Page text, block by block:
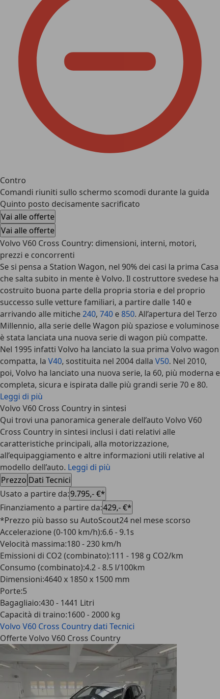
Contro
Comandi riuniti sullo schermo scomodi durante la guida
Quinto posto decisamente sacrificato
Vai alle offerte
Vai alle offerte
Volvo V60 Cross Country: dimensioni, interni, motori,
prezzi e concorrenti
Se si pensa a Station Wagon, nel 90% dei casi la prima Casa
che salta subito in mente è Volvo. Il costruttore svedese ha
costruito buona parte della propria storia e del proprio
successo sulle vetture familiari, a partire dalle 140 e
arrivando alle mitiche240, 740 e850. All’apertura del Terzo
Millennio, alla serie delle Wagon più spaziose e voluminose
è stata lanciata una nuova serie di wagon più compatte.
Nel 1995 infatti Volvo ha lanciato la sua prima Volvo wagon
compatta, la V40, sostituita nel 2004 dalla V50. Nel 2010,
poi, Volvo ha lanciato una nuova serie, la 60, più moderna e
completa, sicura e ispirata dalle più grandi serie 70 e 80.
Leggi di più
Volvo V60 Cross Country in sintesi
Qui trovi una panoramica generale dell’auto Volvo V60
Cross Country in sintesi inclusi i dati relativi alle
caratteristiche principali, alla motorizzazione,
all’equipaggiamento e altre informazioni utili relative al
modello dell’auto. Leggi di più
Prezzo Dati Tecnici
Usato a partire da:9.795,- €*
Finanziamento a partire da:429,- €*
*Prezzo più basso su AutoScout24 nel mese scorso
Accelerazione (0-100 km/h):6.6 - 9.1s
Velocità massima:180 - 230 km/h
Emissioni di CO2 (combinato):111 - 198 g CO2/km
Consumo (combinato):4.2 - 8.5 l/100km
Dimensioni:4640 x 1850 x 1500 mm
Porte:5
Bagagliaio:430 - 1441 Litri
Capacità di traino:1600 - 2000 kg
Volvo V60 Cross Country dati Tecnici
Offerte Volvo V60 Cross Country